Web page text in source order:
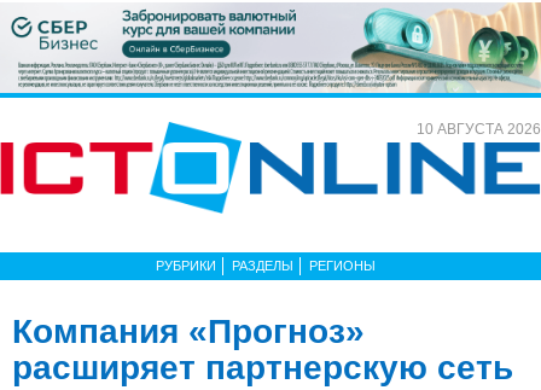
10 АВГУСТА 2026
РУБРИКИ РАЗДЕЛЫ РЕГИОНЫ
Компания «Прогноз»
расширяет партнерскую сеть